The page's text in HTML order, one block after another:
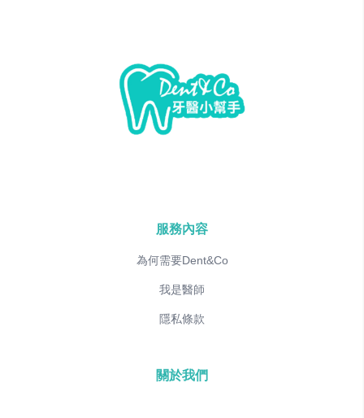
服務內容
為何需要Dent&Co
我是醫師
隱私條款
關於我們